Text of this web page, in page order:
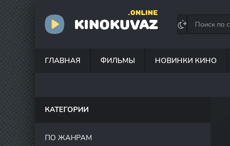
KINOKUVAZ
.ONLINE
ГЛАВНАЯ ФИЛЬМЫ НОВИНКИ КИНО
КАТЕГОРИИ
ПО ЖАНРАМ